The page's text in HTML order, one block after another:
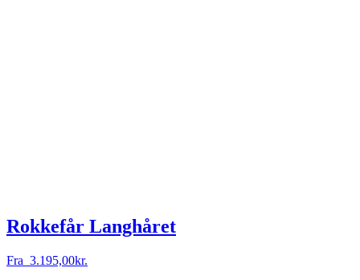
Rokkefår Langhåret
Fra 3.195,00kr.